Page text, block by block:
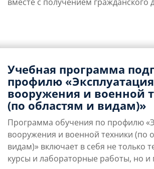
Учебная программа
профилю «Эксплуатация
вооружения и военной
(по областям и видам)»
Программа обучения по профилю
вооружения и военной техники (по
видам)» включает в себя не только
курсы и лабораторные работы, но и